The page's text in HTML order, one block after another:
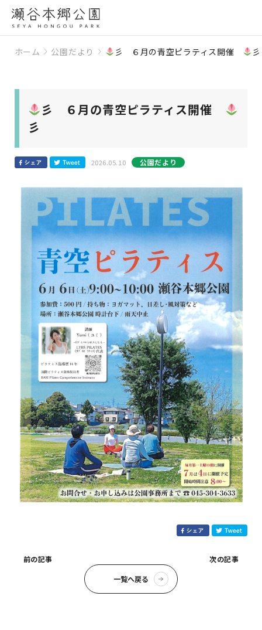
ホーム 公園だより 彡 ６月の青空ピラティス開催
彡 ６月の青空ピラティス開催
2026.05.10 公園だより
前の記事
一覧へ戻る
次の記事